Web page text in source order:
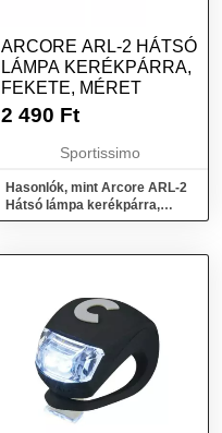
ARCORE ARL-2 HÁTSÓ
LÁMPA KERÉKPÁRRA,
FEKETE, MÉRET
2 490 Ft
Sportissimo
Hasonlók, mint Arcore ARL-2
Hátsó lámpa kerékpárra,
fekete, méret